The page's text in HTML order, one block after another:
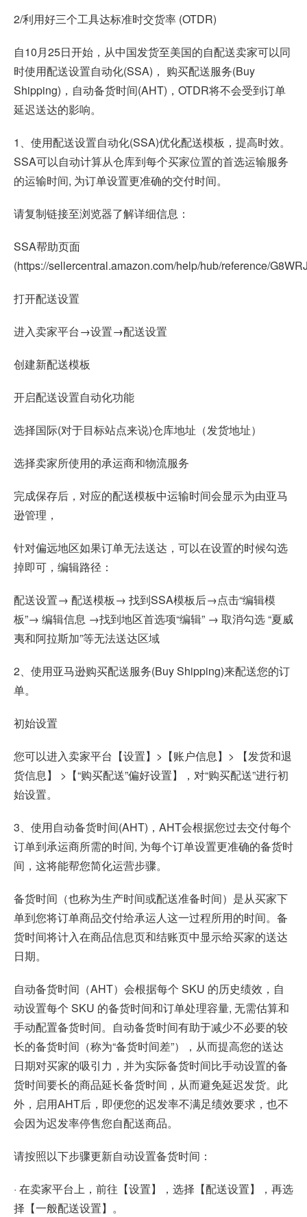
2/利用好三个工具达标准时交货率 (OTDR)
自10月25日开始，从中国发货至美国的自配送卖家可以同
时使用配送设置自动化(SSA)， 购买配送服务(Buy
Shipping)，自动备货时间(AHT)，OTDR将不会受到订单
延迟送达的影响。
1、使用配送设置自动化(SSA)优化配送模板，提高时效。
SSA可以自动计算从仓库到每个买家位置的首选运输服务
的运输时间, 为订单设置更准确的交付时间。
请复制链接至浏览器了解详细信息：
SSA帮助页面
(https://sellercentral.amazon.com/help/hub/reference/
打开配送设置
进入卖家平台→设置→配送设置
创建新配送模板
开启配送设置自动化功能
选择国际(对于目标站点来说)仓库地址（发货地址）
选择卖家所使用的承运商和物流服务
完成保存后，对应的配送模板中运输时间会显示为由亚马
逊管理，
针对偏远地区如果订单无法送达，可以在设置的时候勾选
掉即可，编辑路径：
配送设置→ 配送模板→ 找到SSA模板后→点击“编辑模
板”→ 编辑信息 →找到地区首选项“编辑” → 取消勾选 “夏威
夷和阿拉斯加”等无法送达区域
2、使用亚马逊购买配送服务(Buy Shipping)来配送您的订
单。
初始设置
您可以进入卖家平台【设置】>【账户信息】> 【发货和退
货信息】 >【“购买配送”偏好设置】，对“购买配送”进行初
始设置。
3、使用自动备货时间(AHT)，AHT会根据您过去交付每个
订单到承运商所需的时间, 为每个订单设置更准确的备货时
间，这将能帮您简化运营步骤。
备货时间（也称为生产时间或配送准备时间）是从买家下
单到您将订单商品交付给承运人这一过程所用的时间。备
货时间将计入在商品信息页和结账页中显示给买家的送达
日期。
自动备货时间（AHT）会根据每个 SKU 的历史绩效，自
动设置每个 SKU 的备货时间和订单处理容量, 无需估算和
手动配置备货时间。自动备货时间有助于减少不必要的较
长的备货时间（称为“备货时间差”），从而提高您的送达
日期对买家的吸引力，并为实际备货时间比手动设置的备
货时间要长的商品延长备货时间，从而避免延迟发货。此
外，启用AHT后，即便您的迟发率不满足绩效要求，也不
会因为迟发率停售您自配送商品。
请按照以下步骤更新自动设置备货时间：
· 在卖家平台上，前往【设置】，选择【配送设置】，再选
择【一般配送设置】。